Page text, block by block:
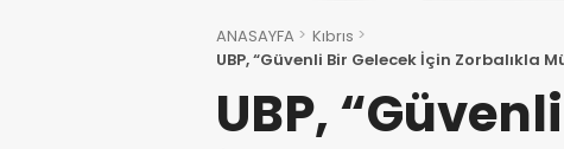
ANASAYFA
Kıbrıs
UBP, “Güvenli Bir Gelecek İçin Zorbalıkla
UBP,